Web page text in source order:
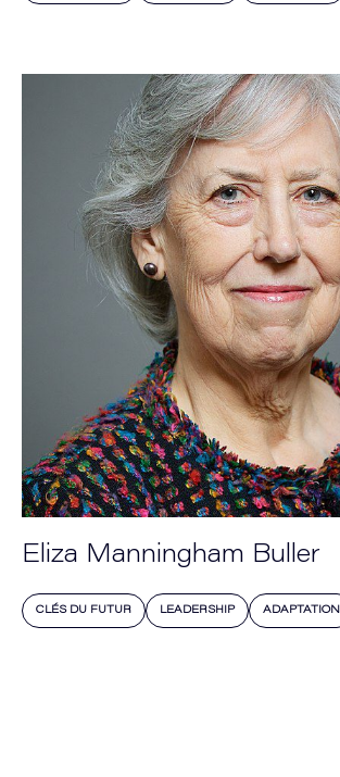
Eliza Manningham Buller
CLÉS DU FUTUR LEADERSHIP ADAPTATION